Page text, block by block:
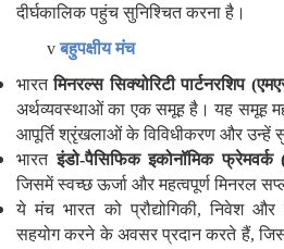
दीर्घकालिक पहुंच सुनिश्चित करना है।
vबहुपक्षीय मंच
भारतमिनरल्स सिक्योरिटी पार्टनरशिप
अर्थव्यवस्थाओं का एक समूह है। यह समूह
आपूर्ति श्रृंखलाओं के विविधीकरण और उन्हें
भारतइंडो-पैसिफिक इकोनॉमिक फ्रेमवर्क
जिसमें स्वच्छ ऊर्जा और महत्वपूर्ण मिनरल
ये मंच भारत को प्रौद्योगिकी, निवेश
सहयोग करने के अवसर प्रदान करते हैं,